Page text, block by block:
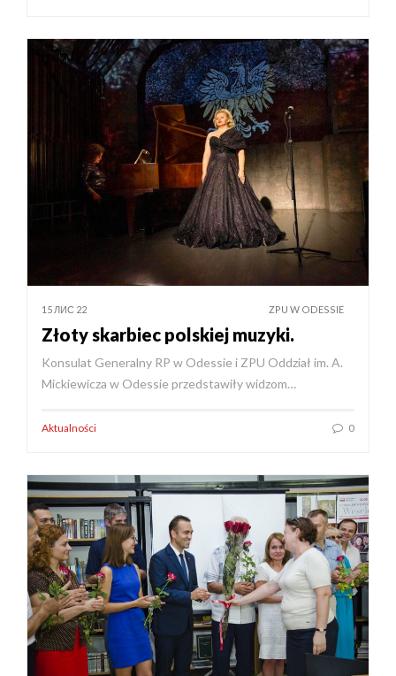
15 ЛИС 22 ZPU W ODESSIE
Złoty skarbiec polskiej muzyki.
Konsulat Generalny RP w Odessie i ZPU Oddział im. A.
Mickiewicza w Odessie przedstawiły widzom…
Aktualności 0